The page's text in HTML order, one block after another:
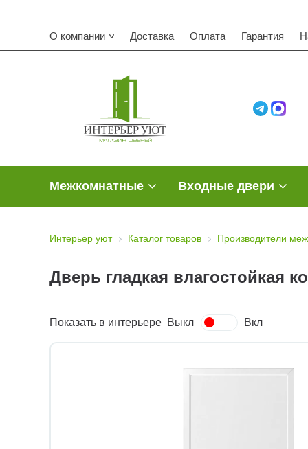
О компании Доставка Оплата Гарантия
Межкомнатные Входные двери
Интерьер уют Каталог товаров Производители
Дверь гладкая влагостойкая
Показать в интерьере Выкл Вкл